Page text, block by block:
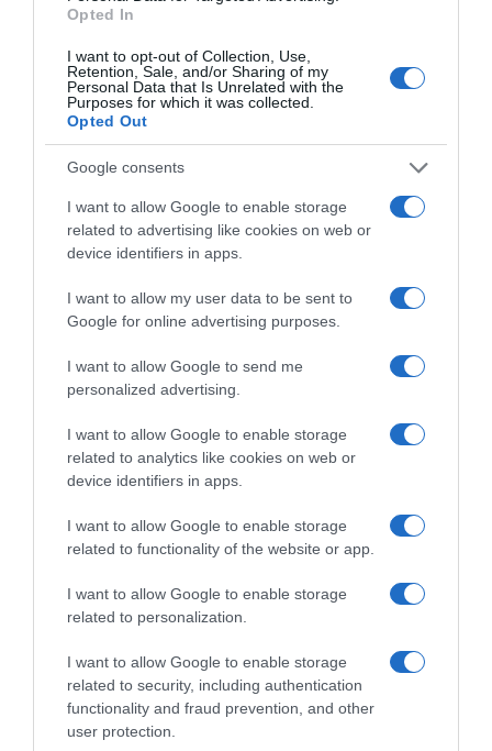
Opted In
I want to opt-out of Collection, Use,
Retention, Sale, and/or Sharing of my
Personal Data that Is Unrelated with the
Purposes for which it was collected.
Opted Out
Google consents
I want to allow Google to enable storage
related to advertising like cookies on web or
device identifiers in apps.
I want to allow my user data to be sent to
Google for online advertising purposes.
I want to allow Google to send me
personalized advertising.
I want to allow Google to enable storage
related to analytics like cookies on web or
device identifiers in apps.
I want to allow Google to enable storage
related to functionality of the website or app.
I want to allow Google to enable storage
related to personalization.
I want to allow Google to enable storage
related to security, including authentication
functionality and fraud prevention, and other
user protection.
Δόθηκαν διαβεβαιώσεις για την ασφάλεια και
το ευ αγωνίζεσθαι. Οι ιδιοκτήτες των δύο
ΚΑΕ εγγυώνται και με την παρουσία τους στα
γήπεδα την ομαλή διεξαγωγή των αγώνων”.
Ο επίλογος μπήκε με
κοινή ανακοίνωση
από τις δύο ΚΑΕ
: “… δηλώνουμε την
ανεπιφύλακτη δέσμευσή μας στην απολύτως
ειρηνική και σύμφωνη με τις αρχές του ευ
αγωνίζεσθαι ολοκλήρωση των τελικών του
πρωταθλήματος της Basket League 2024-
2025. Έχουμε απόλυτη εμπιστοσύνη στην
ελληνική δικαιοσύνη για όλα τα θέματα που
Ειδήσεις σήμερα:
Ο Τραμπ μπλοκάρει την είσοδο στις ΗΠΑ
σε πολίτες 12 χωρών – Δείτε τη “μαύρη”
Μονή Σινά: Παραμένει η απόσταση
Αθήνας και Καΐρου – Σε εκκρεμότητα το
ιδιοκτησιακό, παραπέμφθηκε σε νέες
διαπραγματεύσεις